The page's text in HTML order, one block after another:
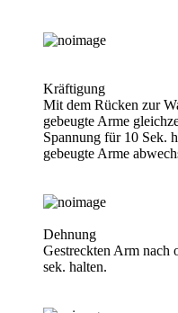
Kräftigung
Mit dem Rücken zur
gebeugte Arme
Spannung für 10 Sek.
gebeugte Arme
Dehnung
Gestreckten Arm nach
sek. halten.